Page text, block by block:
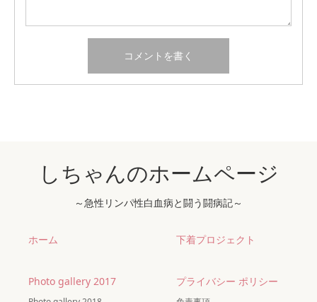
しちゃんのホームページ
～急性リンパ性白血病と闘う闘病記～
ホーム 下着プロジェクト
Photo gallery 2017 プライバシー ポリシー